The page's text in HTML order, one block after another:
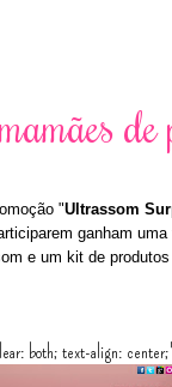
"Ultrassom
ganham
e um kit de produtos
both; text-align: